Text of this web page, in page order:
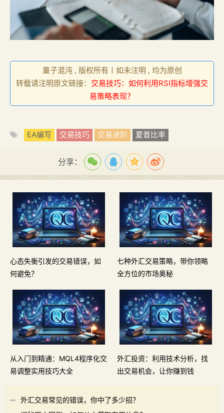
量子混沌 , 版权所有丨如未注明 , 均为原创
转载请注明原文链接： 交易技巧：如何利用RSI指标增强交
易策略表现？
EA编写 交易技巧 交易进阶 夏普比率
分享：
心态失衡引发的交易错误，如
何避免？
七种外汇交易策略，带你领略
全方位的市场奥秘
从入门到精通：MQL4程序化交
易调整实用技巧大全
外汇投资：利用技术分析，找
出交易机会，让你赚到钱
外汇交易常见的错误，你中了多少招？